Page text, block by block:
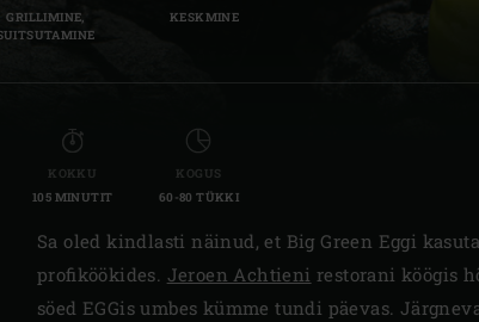
Slovenia | Slovenija
Spain | España
Sweden | Sverige
Switzerland (French) | Schweiz (Français)
Switzerland | Schweiz
Turkey | Türkiye
GRILLIMINE,
KESKMINE
KOKKU
105 MINUTIT
KOGUS
60-80 TÜKKI
Sa oled kindlasti näinud, et Big Green Eggi
profiköökides. Jeroen Achtieni restorani köögis
söed EGGis umbes kümme tundi päevas.